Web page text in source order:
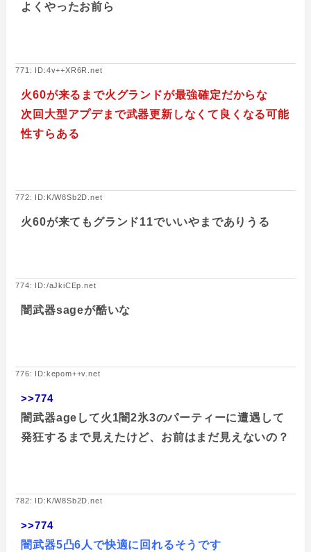
よくやったお前ら
771: ID:4v++XR6R.net
火60が来るまで火グランドが最強確定だからな
次回大型アプデまで武器更新しなくて良くなる可能
性すらある
772: ID:K/W8Sb2D.net
火60が来てもグランド11でいいやまでありうる
774: ID:/aJkiCEp.net
闇武器sageが酷いな
776: ID:kepom++v.net
>>774
闇武器ageして火1闇2氷3のパーティーに遭遇して
発狂するまで見えたけど、お前はまだ見えないの？
782: ID:K/W8Sb2D.net
>>774
闇武器5凸6人で快適に回れるそうです